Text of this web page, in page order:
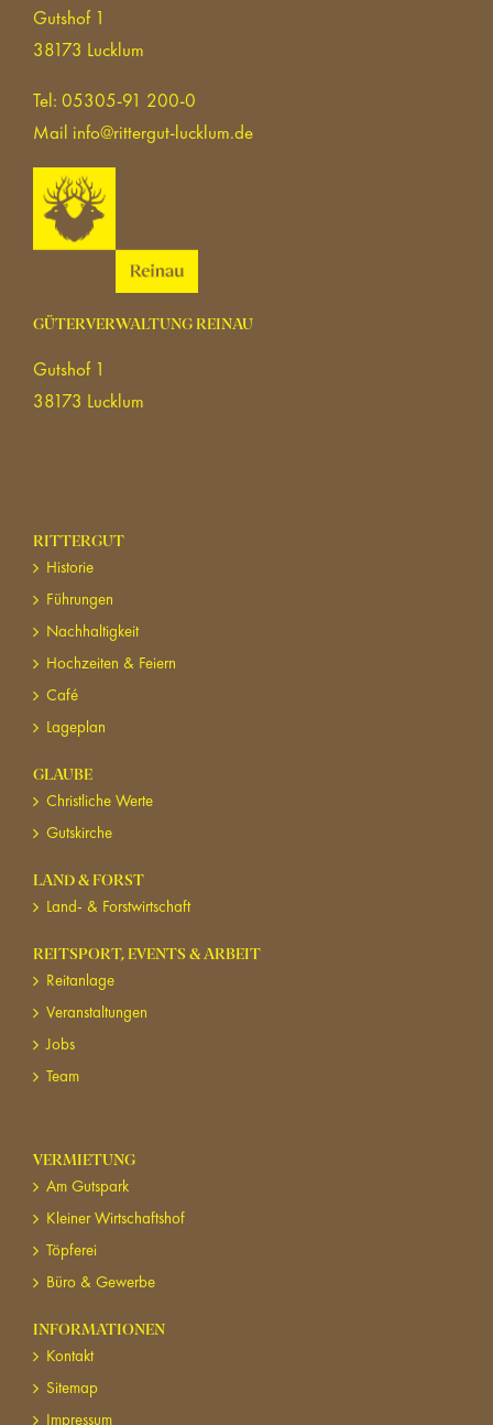
Gutshof 1
38173 Lucklum
Tel: 05305-91 200-0
Mail info@rittergut-lucklum.de
GÜTERVERWALTUNG REINAU
Gutshof 1
38173 Lucklum
RITTERGUT
Historie
Führungen
Nachhaltigkeit
Hochzeiten & Feiern
Café
Lageplan
GLAUBE
Christliche Werte
Gutskirche
LAND & FORST
Land- & Forstwirtschaft
REITSPORT, EVENTS & ARBEIT
Reitanlage
Veranstaltungen
Jobs
Team
VERMIETUNG
Am Gutspark
Kleiner Wirtschaftshof
Töpferei
Büro & Gewerbe
INFORMATIONEN
Kontakt
Sitemap
Impressum